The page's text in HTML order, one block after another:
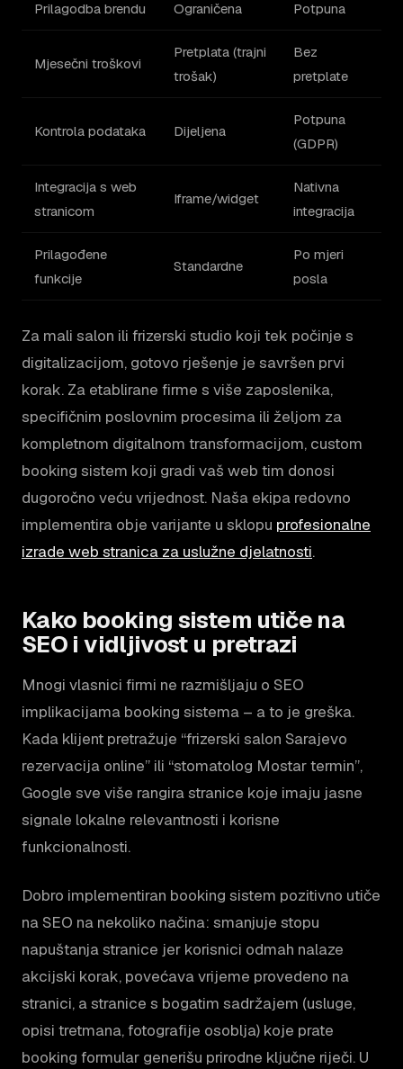
Prilagodba brendu Ograničena Potpuna
Mjesečni troškovi
Pretplata (trajni
trošak)
Bez
pretplate
Kontrola podataka Dijeljena
Potpuna
(GDPR)
Integracija s web
stranicom
Iframe/widget
Nativna
integracija
Prilagođene
funkcije
Standardne
Po mjeri
posla
Za mali salon ili frizerski studio koji tek počinje s
digitalizacijom, gotovo rješenje je savršen prvi
korak. Za etablirane firme s više zaposlenika,
specifičnim poslovnim procesima ili željom za
kompletnom digitalnom transformacijom, custom
booking sistem koji gradi vaš web tim donosi
dugoročno veću vrijednost. Naša ekipa redovno
implementira obje varijante u sklopu profesionalne
izrade web stranica za uslužne djelatnosti.
Kako booking sistem utiče na
SEO i vidljivost u pretrazi
Mnogi vlasnici firmi ne razmišljaju o SEO
implikacijama booking sistema – a to je greška.
Kada klijent pretražuje “frizerski salon Sarajevo
rezervacija online” ili “stomatolog Mostar termin”,
Google sve više rangira stranice koje imaju jasne
signale lokalne relevantnosti i korisne
funkcionalnosti.
Dobro implementiran booking sistem pozitivno utiče
na SEO na nekoliko načina: smanjuje stopu
napuštanja stranice jer korisnici odmah nalaze
akcijski korak, povećava vrijeme provedeno na
stranici, a stranice s bogatim sadržajem (usluge,
opisi tretmana, fotografije osoblja) koje prate
booking formular generišu prirodne ključne riječi. U